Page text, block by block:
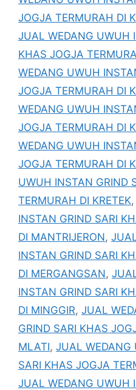
JOGJA TERMURAH DI
JUAL WEDANG UWUH
KHAS JOGJA
WEDANG UWUH
JOGJA TERMURAH DI
WEDANG UWUH
JOGJA TERMURAH DI
WEDANG UWUH
JOGJA TERMURAH DI
UWUH INSTAN GRIND
TERMURAH DI KRETEK,
INSTAN GRIND SARI
DI MANTRIJERON,
INSTAN GRIND SARI
DI MERGANGSAN,
INSTAN GRIND SARI
DI MINGGIR, JUAL
GRIND SARI KHAS
MLATI, JUAL WEDANG
SARI KHAS JOGJA
JUAL WEDANG UWUH